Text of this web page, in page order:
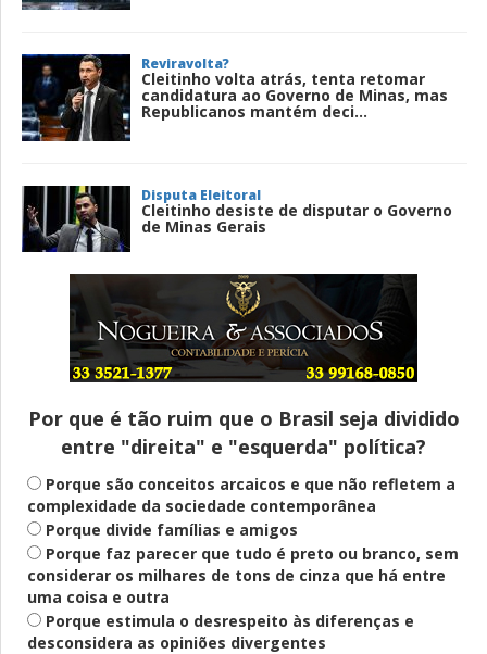
Reviravolta?
Cleitinho volta atrás, tenta retomar
candidatura ao Governo de Minas, mas
Republicanos mantém deci...
Disputa Eleitoral
Cleitinho desiste de disputar o Governo
de Minas Gerais
Entenda
Pix Pensão Alimentícia: entenda o que é
e como solicitar
Saúde Mental
Plataforma oferece escuta em saúde
mental para jovens no SUS Digital
Definido
PT lança Patrus Ananias como candidato
ao governo de Minas Gerais
Por que é tão ruim que o Brasil seja dividido
entre "direita" e "esquerda" política?
Porque são conceitos arcaicos e que não refletem a
complexidade da sociedade contemporânea
Porque divide famílias e amigos
Porque faz parecer que tudo é preto ou branco, sem
considerar os milhares de tons de cinza que há entre
uma coisa e outra
Porque estimula o desrespeito às diferenças e
desconsidera as opiniões divergentes